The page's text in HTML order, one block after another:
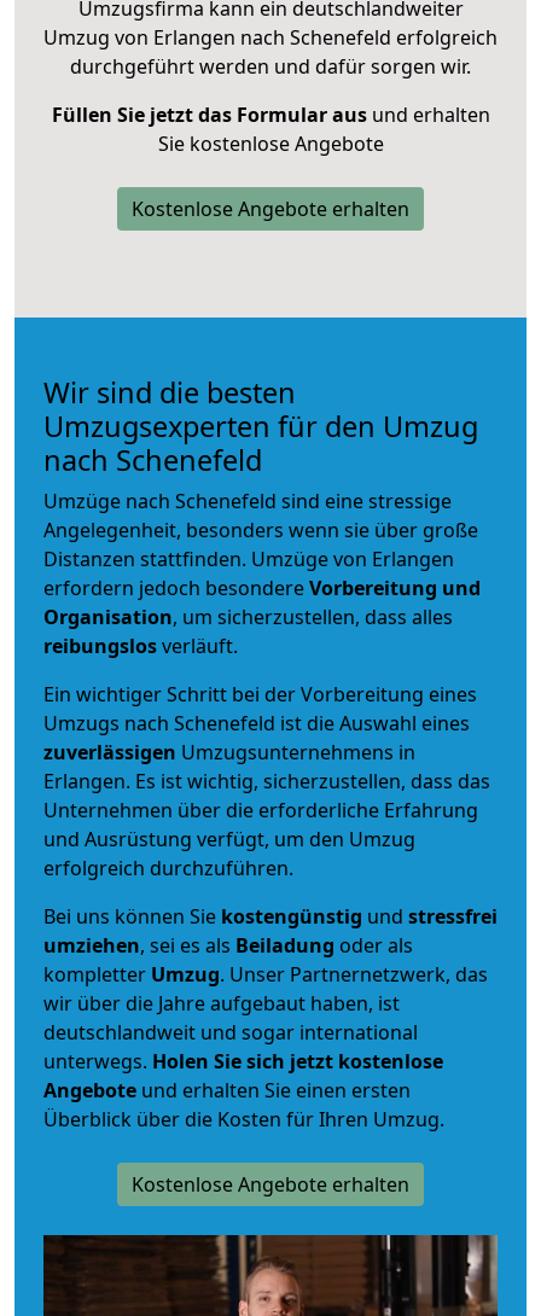
Umzugsfirma kann ein deutschlandweiter
Umzug von Erlangen nach Schenefeld erfolgreich
durchgeführt werden und dafür sorgen wir.
Füllen Sie jetzt das Formular ausund erhalten
Sie kostenlose Angebote
Kostenlose Angebote erhalten
Wir sind die besten
Umzugsexperten für den Umzug
nach Schenefeld
Umzüge nach Schenefeld sind eine stressige
Angelegenheit, besonders wenn sie über große
Distanzen stattfinden. Umzüge von Erlangen
erfordern jedoch besondereVorbereitung und
Organisation, um sicherzustellen, dass alles
reibungslosverläuft.
Ein wichtiger Schritt bei der Vorbereitung eines
Umzugs nach Schenefeld ist die Auswahl eines
zuverlässigen Umzugsunternehmens in
Erlangen. Es ist wichtig, sicherzustellen, dass das
Unternehmen über die erforderliche Erfahrung
und Ausrüstung verfügt, um den Umzug
erfolgreich durchzuführen.
Bei uns können Sie kostengünstig und stressfrei
umziehen, sei es als Beiladung oder als
kompletter Umzug. Unser Partnernetzwerk, das
wir über die Jahre aufgebaut haben, ist
deutschlandweit und sogar international
unterwegs. Holen Sie sich jetzt kostenlose
Angebote und erhalten Sie einen ersten
Überblick über die Kosten für Ihren Umzug.
Kostenlose Angebote erhalten